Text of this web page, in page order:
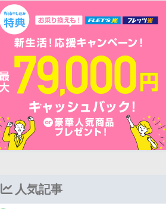
人気記事